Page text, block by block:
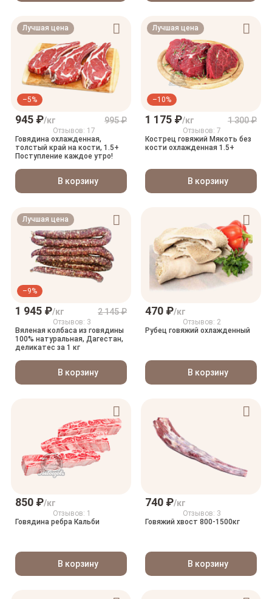
Лучшая цена
–5%
945 ₽/кг 995 ₽
Отзывов: 17
Говядина охлажденная,
толстый край на кости, 1.5+
Поступление каждое утро!
В корзину
Лучшая цена
–10%
1 175 ₽/кг 1 300 ₽
Отзывов: 7
Кострец говяжий Мякоть без
кости охлажденная 1.5+
В корзину
Лучшая цена
–9%
1 945 ₽/кг 2 145 ₽
Отзывов: 3
Вяленая колбаса из говядины
100% натуральная, Дагестан,
деликатес за 1 кг
В корзину
470 ₽/кг
Отзывов: 2
Рубец говяжий охлажденный
В корзину
850 ₽/кг
Отзывов: 1
Говядина ребра Кальби
В корзину
740 ₽/кг
Отзывов: 3
Говяжий хвост 800-1500кг
В корзину